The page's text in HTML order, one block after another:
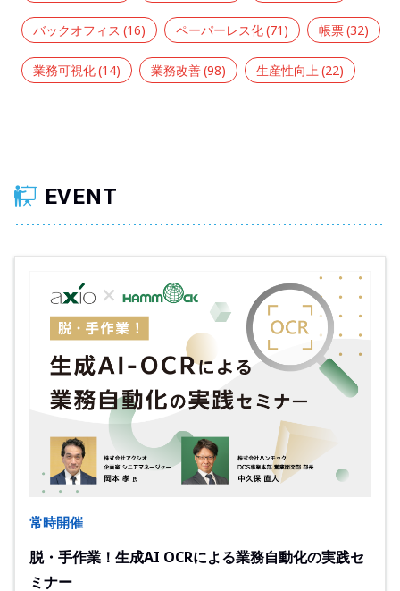
バックオフィス (16) ペーパーレス化(71) 帳票(32)
業務可視化(14) 業務改善(98) 生産性向上(22)
EVENT
常時開催
脱・手作業！生成AI OCRによる業務自動化の実践セ
ミナー